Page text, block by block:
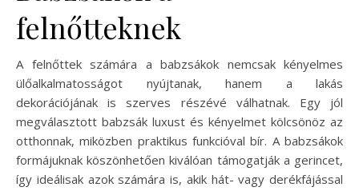
felnőtteknek
A felnőttek számára a babzsákok nemcsak kényelmes
ülőalkalmatosságot nyújtanak, hanem a lakás
dekorációjának is szerves részévé válhatnak. Egy jól
megválasztott babzsák luxust és kényelmet kölcsönöz az
otthonnak, miközben praktikus funkcióval bír. A babzsákok
formájuknak köszönhetően kiválóan támogatják a gerincet,
így ideálisak azok számára is, akik hát- vagy derékfájással